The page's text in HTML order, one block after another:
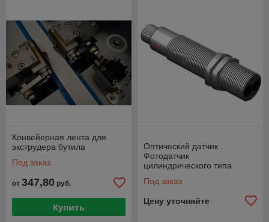
Конвейерная лента для
экструдера бутила
Под заказ
от 347,80 руб.
Купить
Оптический датчик .
Фотодатчик
цилиндрического типа
Под заказ
Цену уточняйте